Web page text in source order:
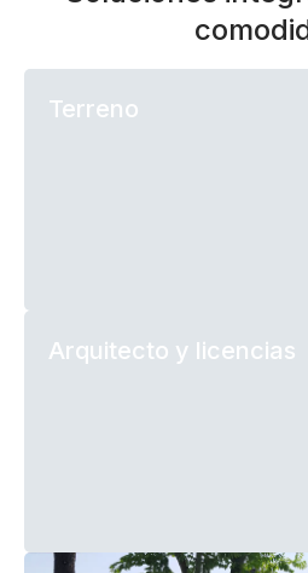
Terreno
Arquitecto y licencias